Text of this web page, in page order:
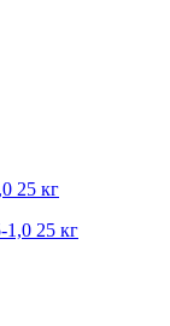
25 кг